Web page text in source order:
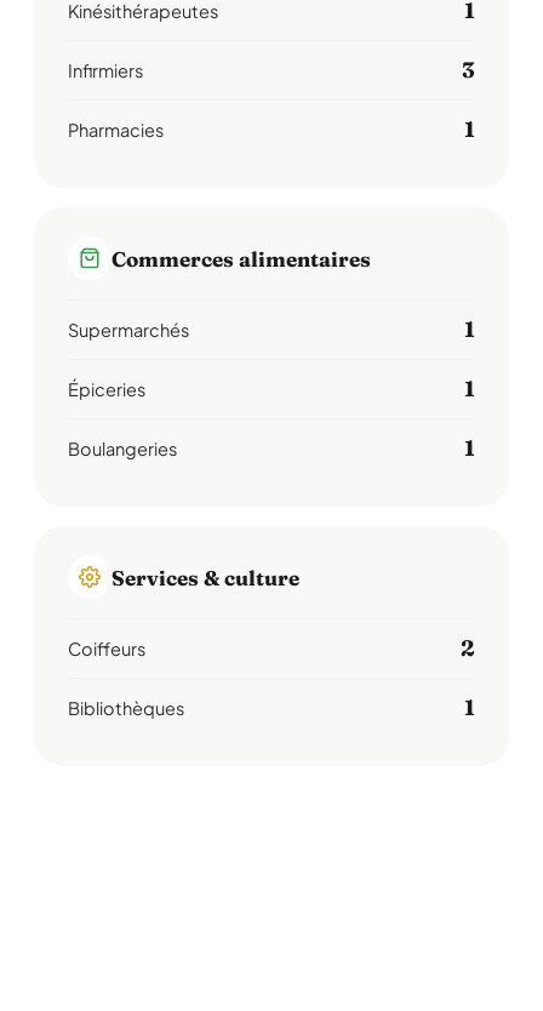
Kinésithérapeutes 1
Infirmiers 3
Pharmacies 1
Commerces alimentaires
Supermarchés 1
Épiceries 1
Boulangeries 1
Services & culture
Coiffeurs 2
Bibliothèques 1